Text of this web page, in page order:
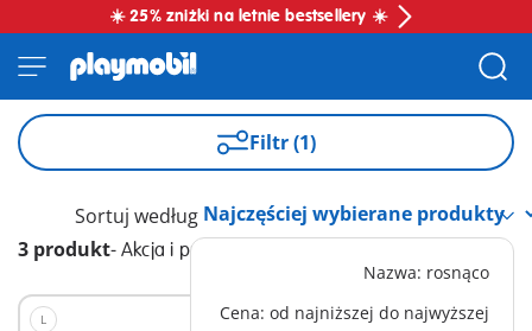
☀️ 25% zniżki na letnie bestsellery ☀️
Filtr (1)
3 produkt- Akcja i przygoda
Sortuj według
Nazwa: rosnąco
Cena: od najniższej do najwyższej
L S